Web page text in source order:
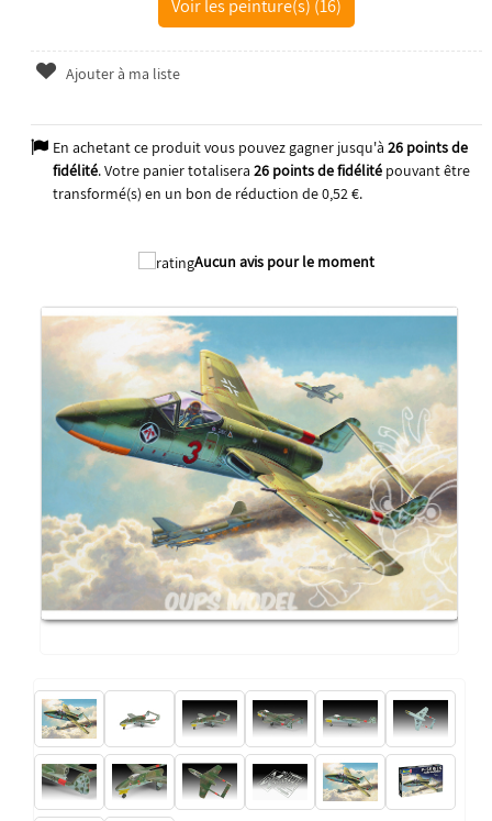
Voir les peinture(s) (16)
Ajouter à ma liste
En achetant ce produit vous pouvez gagner jusqu'à 26points de
fidélité. Votre panier totalisera 26points de fidélitépouvant être
transformé(s) en un bon de réduction de0,52 €.
Aucun avis pour le moment
2026